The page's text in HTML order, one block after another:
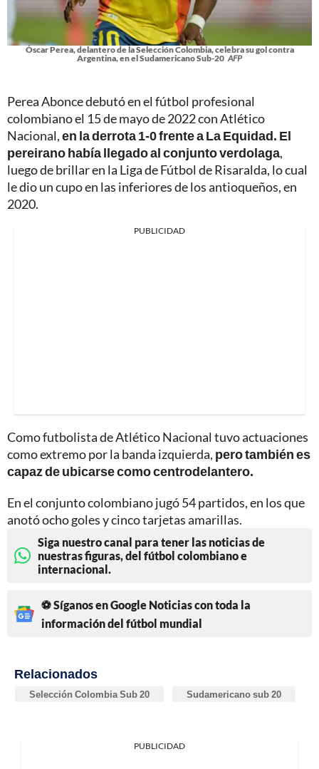
Óscar Perea, delantero de la Selección Colombia, celebra su gol contra
Argentina, en el Sudamericano Sub-20 AFP
Perea Abonce debutó en el fútbol profesional
colombiano el 15 de mayo de 2022 con Atlético
Nacional,en la derrota 1-0 frente a La Equidad. El
pereirano había llegado al conjunto verdolaga,
luego de brillar en la Liga de Fútbol de Risaralda, lo cual
le dio un cupo en las inferiores de los antioqueños, en
2020.
PUBLICIDAD
Como futbolista de Atlético Nacional tuvo actuaciones
como extremo por la banda izquierda, pero también es
capaz de ubicarse como centrodelantero.
En el conjunto colombiano jugó 54 partidos, en los que
anotó ocho goles y cinco tarjetas amarillas.
Siga nuestro canal para tener las noticias de
nuestras figuras, del fútbol colombiano e
internacional.
⚽ Síganos en Google Noticias con toda la
información del fútbol mundial
Relacionados
Selección Colombia Sub 20 Sudamericano sub 20
PUBLICIDAD